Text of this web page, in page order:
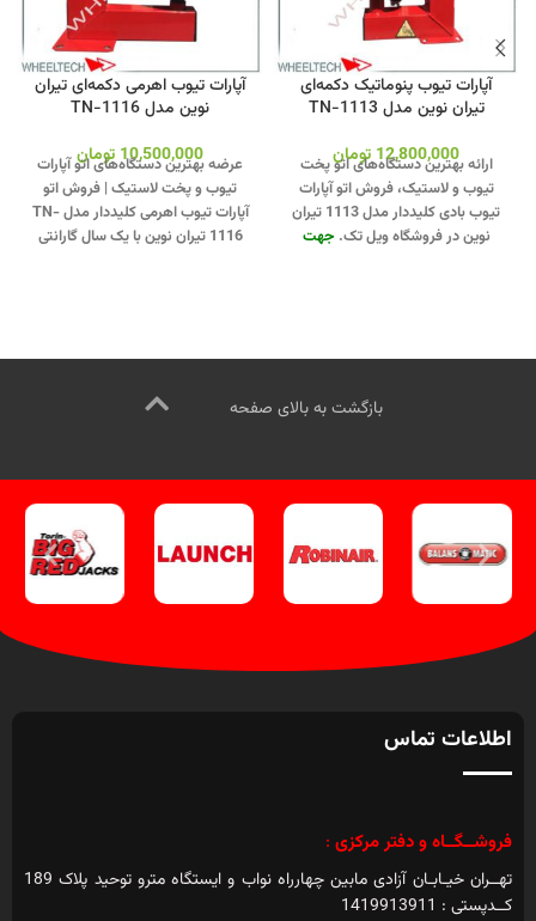
آپارات تیوب پنوماتیک دکمه‌ای
تیران نوین مدل TN-1113
12,800,000 تومان
ارائه بهترین دستگاه‌های اتو پخت
تیوب و لاستیک، فروش اتو آپارات
تیوب بادی کلیددار مدل 1113 تیران
نوین در فروشگاه ویل تک. جهت
آپارات تیوب اهرمی دکمه‌ای تیران
نوین مدل TN-1116
10,500,000 تومان
عرضه بهترین دستگاه‌های اتو آپارات
تیوب و پخت لاستیک | فروش اتو
آپارات تیوب اهرمی کلیددار مدل TN-
1116 تیران نوین با یک سال گارانتی
کنید.
بازگشت به بالای صفحه
اطلاعات تماس
فروشــگــاه و دفتر مرکزی :
تهــران خیـابـان آزادی مابین چهارراه نواب و ایستگاه مترو توحید پلاک 189
کــدپستی : 1419913911